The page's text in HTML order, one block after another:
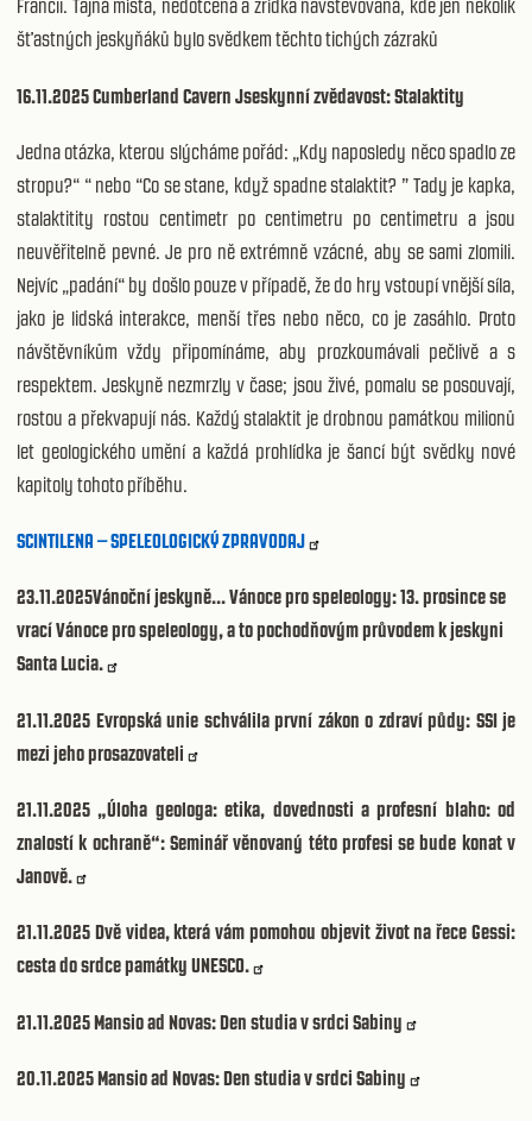
Francii. Tajná místa, nedotčená a zřídka navštěvovaná, kde jen několik
šťastných jeskyňáků bylo svědkem těchto tichých zázraků
16.11.2025 Cumberland Cavern Jseskynní zvědavost: Stalaktity
Jedna otázka, kterou slýcháme pořád: „Kdy naposledy něco spadlo ze
stropu?“ “ nebo “Co se stane, když spadne stalaktit? ” Tady je kapka,
stalaktitity rostou centimetr po centimetru po centimetru a jsou
neuvěřitelně pevné. Je pro ně extrémně vzácné, aby se sami zlomili.
Nejvíc „padání“ by došlo pouze v případě, že do hry vstoupí vnější síla,
jako je lidská interakce, menší třes nebo něco, co je zasáhlo. Proto
návštěvníkům vždy připomínáme, aby prozkoumávali pečlivě a s
respektem. Jeskyně nezmrzly v čase; jsou živé, pomalu se posouvají,
rostou a překvapují nás. Každý stalaktit je drobnou památkou milionů
let geologického umění a každá prohlídka je šancí být svědky nové
kapitoly tohoto příběhu.
SCINTILENA – SPELEOLOGICKÝ ZPRAVODAJ
23.11.2025Vánoční jeskyně... Vánoce pro speleology: 13. prosince se
vrací Vánoce pro speleology, a to pochodňovým průvodem k jeskyni
Santa Lucia.
21.11.2025 Evropská unie schválila první zákon o zdraví půdy: SSI je
mezi jeho prosazovateli
21.11.2025„Úloha geologa: etika, dovednosti a profesní blaho: od
znalostí k ochraně“: Seminář věnovaný této profesi se bude konat v
Janově.
21.11.2025 Dvě videa, která vám pomohou objevit život na řece Gessi:
cesta do srdce památky UNESCO.
21.11.2025Mansio ad Novas: Den studia v srdci Sabiny
20.11.2025Mansio ad Novas: Den studia v srdci Sabiny